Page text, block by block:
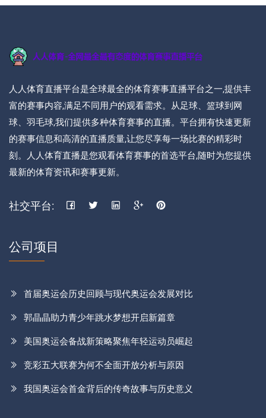
人人体育直播平台是全球最全的体育赛事直播平台之一,提供丰
富的赛事内容,满足不同用户的观看需求。从足球、篮球到网
球、羽毛球,我们提供多种体育赛事的直播。平台拥有快速更新
的赛事信息和高清的直播质量,让您尽享每一场比赛的精彩时
刻。人人体育直播是您观看体育赛事的首选平台,随时为您提供
最新的体育资讯和赛事更新。
社交平台:
公司项目
首届奥运会历史回顾与现代奥运会发展对比
郭晶晶助力青少年跳水梦想开启新篇章
美国奥运会备战新策略聚焦年轻运动员崛起
竞彩五大联赛为何不全面开放分析与原因
我国奥运会首金背后的传奇故事与历史意义